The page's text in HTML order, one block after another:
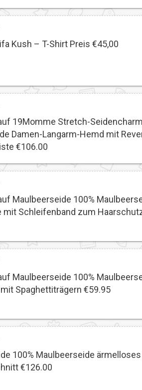
Kush – T-Shirt Preis €45,00
19Momme Stretch-
Damen-Langarm-Hemd mit
€106.00
Maulbeerseide 100%
mit Schleifenband zum
Maulbeerseide 100%
Spaghettiträgern €59.95
100% Maulbeerseide
€126.00